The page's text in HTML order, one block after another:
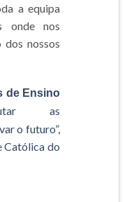
a equipa
onde nos
nossos
de Ensino
as
o futuro”,
Católica do